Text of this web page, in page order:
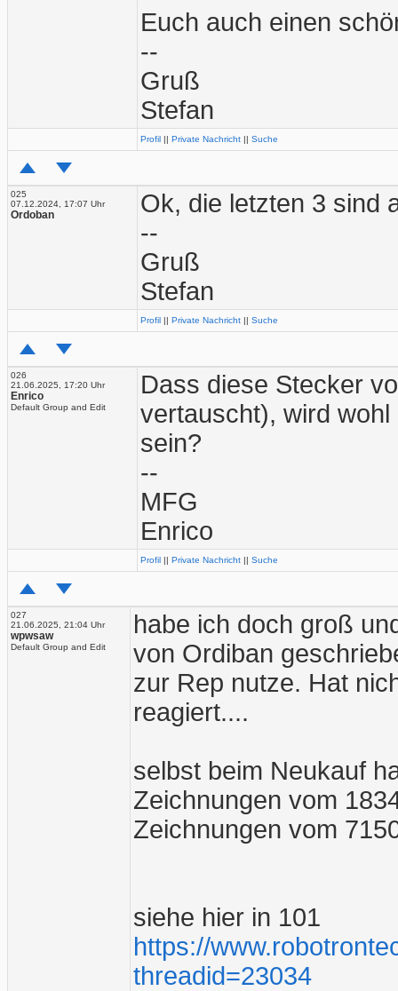
Euch auch einen
--
Gruß
Stefan
Profil || Private Nachricht || Suche
025
07.12.2024, 17:07 Uhr
Ordoban
Ok, die letzten 3 sind
--
Gruß
Stefan
Profil || Private Nachricht || Suche
026
21.06.2025, 17:20 Uhr
Enrico
Default Group and Edit
Dass diese Stecker
vertauscht), wird
sein?
--
MFG
Enrico
Profil || Private Nachricht || Suche
027
21.06.2025, 21:04 Uhr
wpwsaw
Default Group and Edit
habe ich doch groß
von Ordiban
zur Rep nutze. Hat
reagiert....
selbst beim Neukauf
Zeichnungen vom
Zeichnungen vom
siehe hier in 101
https://
threadid=23034